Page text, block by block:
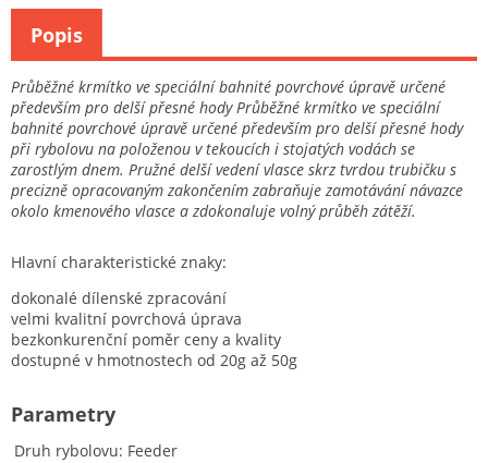
Průběžné krmítko ve speciální bahnité povrchové úpravě určené
především pro delší přesné hody Průběžné krmítko ve speciální
bahnité povrchové úpravě určené především pro delší přesné hody
při rybolovu na položenou v tekoucích i stojatých vodách se
zarostlým dnem. Pružné delší vedení vlasce skrz tvrdou trubičku s
precizně opracovaným zakončením zabraňuje zamotávání návazce
okolo kmenového vlasce a zdokonaluje volný průběh zátěží.
Hlavní charakteristické znaky:
dokonalé dílenské zpracování
velmi kvalitní povrchová úprava
bezkonkurenční poměr ceny a kvality
dostupné v hmotnostech od 20g až 50g
Druh rybolovu Feeder
Parametry
Popis